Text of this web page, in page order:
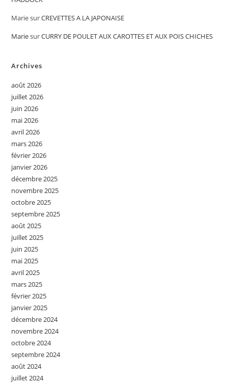
MariesurCREVETTES A LA JAPONAISE
MariesurCURRY DE POULET AUX CAROTTES ET AUX POIS CHICHES
Archives
août 2026
juillet 2026
juin 2026
mai 2026
avril 2026
mars 2026
février 2026
janvier 2026
décembre 2025
novembre 2025
octobre 2025
septembre 2025
août 2025
juillet 2025
juin 2025
mai 2025
avril 2025
mars 2025
février 2025
janvier 2025
décembre 2024
novembre 2024
octobre 2024
septembre 2024
août 2024
juillet 2024